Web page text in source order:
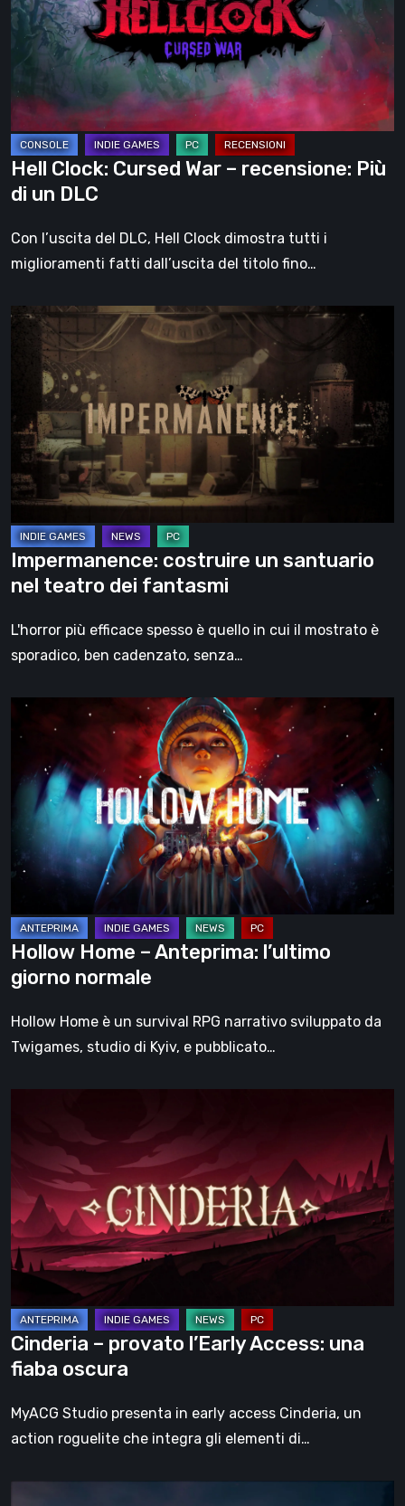
–
recensione:
di
un
DLC
Hell Clock: Cursed War – recensione: Più
di un DLC
Con l’uscita del DLC, Hell Clock dimostra tutti i
miglioramenti fatti dall’uscita del titolo fino…
Impermanence:
costruire
santuario
nel
teatro
dei
fantasmi
Impermanence: costruire un santuario
nel teatro dei fantasmi
L'horror più efficace spesso è quello in cui il mostrato è
sporadico, ben cadenzato, senza…
Hollow
Home
Anteprima:
l’ultimo
giorno
normale
Hollow Home – Anteprima: l’ultimo
giorno normale
Hollow Home è un survival RPG narrativo sviluppato da
Twigames, studio di Kyiv, e pubblicato…
provato
l’Early
Access:
una
fiaba
oscura
Cinderia – provato l’Early Access: una
fiaba oscura
MyACG Studio presenta in early access Cinderia, un
action roguelite che integra gli elementi di…